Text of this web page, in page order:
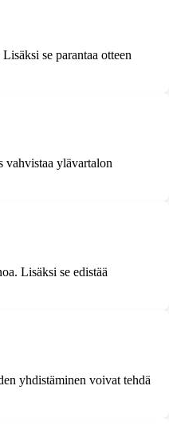
se parantaa otteen
vahvistaa ylävartalon
Lisäksi se edistää
yhdistäminen voivat tehdä